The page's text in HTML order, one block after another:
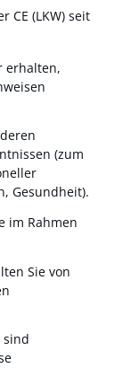
CE (LKW) seit
erhalten,
(zum
Gesundheit).
im Rahmen
Sie von
sind